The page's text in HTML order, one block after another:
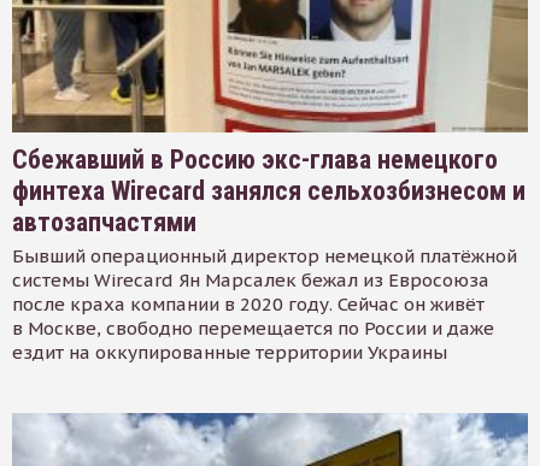
Сбежавший в Россию экс-глава немецкого
финтеха Wirecard занялся сельхозбизнесом и
автозапчастями
Бывший операционный директор немецкой платёжной
системы Wirecard Ян Марсалек бежал из Евросоюза
после краха компании в 2020 году. Сейчас он живёт
в Москве, свободно перемещается по России и даже
ездит на оккупированные территории Украины